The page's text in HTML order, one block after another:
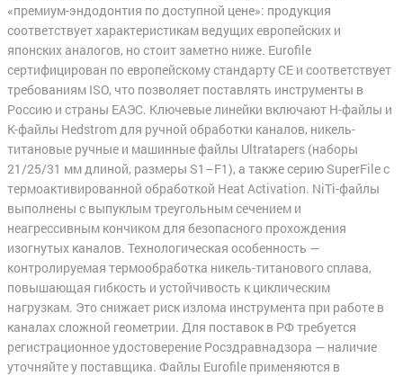
«премиум-эндодонтия по доступной цене»: продукция
соответствует характеристикам ведущих европейских и
японских аналогов, но стоит заметно ниже. Eurofile
сертифицирован по европейскому стандарту CE и соответствует
требованиям ISO, что позволяет поставлять инструменты в
Россию и страны ЕАЭС. Ключевые линейки включают H-файлы и
K-файлы Hedstrom для ручной обработки каналов, никель-
титановые ручные и машинные файлы Ultratapers (наборы
21/25/31 мм длиной, размеры S1–F1), а также серию SuperFile с
термоактивированной обработкой Heat Activation. NiTi-файлы
выполнены с выпуклым треугольным сечением и
неагрессивным кончиком для безопасного прохождения
изогнутых каналов. Технологическая особенность —
контролируемая термообработка никель-титанового сплава,
повышающая гибкость и устойчивость к циклическим
нагрузкам. Это снижает риск излома инструмента при работе в
каналах сложной геометрии. Для поставок в РФ требуется
регистрационное удостоверение Росздравнадзора — наличие
уточняйте у поставщика. Файлы Eurofile применяются в